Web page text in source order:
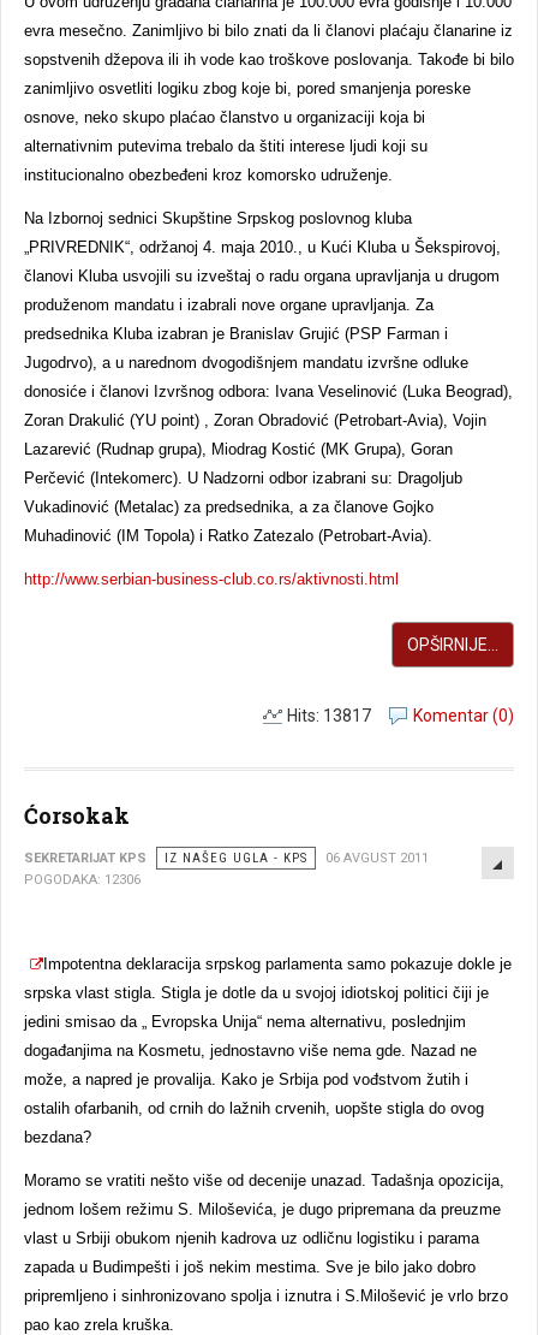
evra mesečno. Zanimljivo bi bilo znati da li članovi plaćaju članarine iz
sopstvenih džepova ili ih vode kao troškove poslovanja. Takođe bi bilo
zanimljivo osvetliti logiku zbog koje bi, pored smanjenja poreske
osnove, neko skupo plaćao članstvo u organizaciji koja bi
alternativnim putevima trebalo da štiti interese ljudi koji su
institucionalno obezbeđeni kroz komorsko udruženje.
Na Izbornoj sednici Skupštine Srpskog poslovnog kluba
„PRIVREDNIK“, održanoj 4. maja 2010., u Kući Kluba u Šekspirovoj,
članovi Kluba usvojili su izveštaj o radu organa upravljanja u drugom
produženom mandatu i izabrali nove organe upravljanja. Za
predsednika Kluba izabran je Branislav Grujić (PSP Farman i
Jugodrvo), a u narednom dvogodišnjem mandatu izvršne odluke
donosiće i članovi Izvršnog odbora: Ivana Veselinović (Luka Beograd),
Zoran Drakulić (YU point) , Zoran Obradović (Petrobart-Avia), Vojin
Lazarević (Rudnap grupa), Miodrag Kostić (MK Grupa), Goran
Perčević (Intekomerc). U Nadzorni odbor izabrani su: Dragoljub
Vukadinović (Metalac) za predsednika, a za članove Gojko
Muhadinović (IM Topola) i Ratko Zatezalo (Petrobart-Avia).
http://www.serbian-business-club.co.rs/aktivnosti.html
OPŠIRNIJE...
Komentar (0)
Hits: 13817
Ćorsokak
SEKRETARIJAT KPS IZ NAŠEG UGLA - KPS
06 AVGUST 2011
POGODAKA: 12306
Impotentna deklaracija srpskog parlamenta samo pokazuje dokle je
srpska vlast stigla. Stigla je dotle da u svojoj idiotskoj politici čiji je
jedini smisao da „ Evropska Unija“ nema alternativu, poslednjim
događanjima na Kosmetu, jednostavno više nema gde. Nazad ne
može, a napred je provalija. Kako je Srbija pod vođstvom žutih i
ostalih ofarbanih, od crnih do lažnih crvenih, uopšte stigla do ovog
bezdana?
Moramo se vratiti nešto više od decenije unazad. Tadašnja opozicija,
jednom lošem režimu S. Miloševića, je dugo pripremana da preuzme
vlast u Srbiji obukom njenih kadrova uz odličnu logistiku i parama
zapada u Budimpešti i još nekim mestima. Sve je bilo jako dobro
pripremljeno i sinhronizovano spolja i iznutra i S.Milošević je vrlo brzo
pao kao zrela kruška.